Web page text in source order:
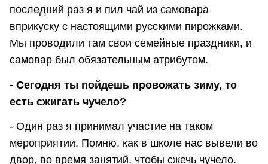
последний раз я и пил чай из самовара
вприкуску с настоящими русскими пирожками.
Мы проводили там свои семейные праздники, и
самовар был обязательным атрибутом.
- Сегодня ты пойдешь провожать зиму, то
есть сжигать чучело?
- Один раз я принимал участие на таком
мероприятии. Помню, как в школе нас вывели во
двор, во время занятий, чтобы сжечь чучело.